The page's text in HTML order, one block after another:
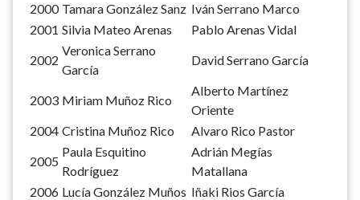
2000 Tamara González Sanz Iván Serrano Marco
2001 Silvia Mateo Arenas
Pablo Arenas Vidal
2002
Veronica Serrano
García
David Serrano García
2003 Miriam Muñoz Rico
Alberto Martínez
Oriente
2004 Cristina Muñoz Rico
Alvaro Rico Pastor
2005
Paula Esquitino
Rodríguez
Adrián Megías
Matallana
2006 Lucía González Muños Iñaki Rios García